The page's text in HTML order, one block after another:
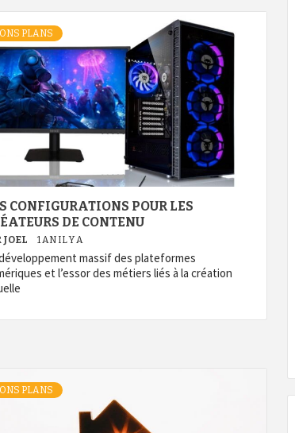
PLANS
CONFIGURATIONS POUR LES
DE CONTENU
JOEL 1 AN IL Y A
massif des plateformes
et l’essor des métiers liés à la création
PLANS